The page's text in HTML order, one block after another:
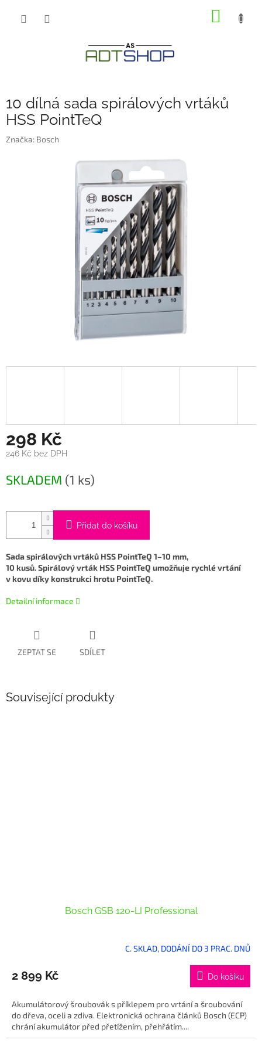
10 dílná sada spirálových vrtáků
HSS PointTeQ
Značka: Bosch
298 Kč
246 Kč bez DPH
cena:
SKLADEM (1 ks)
Přidat do košíku
Sada spirálových vrtáků HSS PointTeQ 1–10 mm,
10 kusů. Spirálový vrták HSS PointTeQ umožňuje rychlé vrtání
v kovu díky konstrukci hrotu PointTeQ.
Detailní informace
ZEPTAT SE SDÍLET
Související produkty
Bosch GSB 120-LI Professional
C. SKLAD, DODÁNÍ DO 3 PRAC. DNŮ
2 899 Kč Do košíku
Akumulátorový šroubovák s příklepem pro vrtání a šroubování
do dřeva, oceli a zdiva. Elektronická ochrana článků Bosch (ECP)
chrání akumulátor před přetížením, přehřátím....